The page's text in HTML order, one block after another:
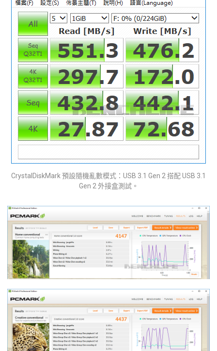
CrystalDiskMark 預設隨機亂數模式：USB 3.1 Gen 2 搭配 USB 3.1
Gen 2 外接盒測試。